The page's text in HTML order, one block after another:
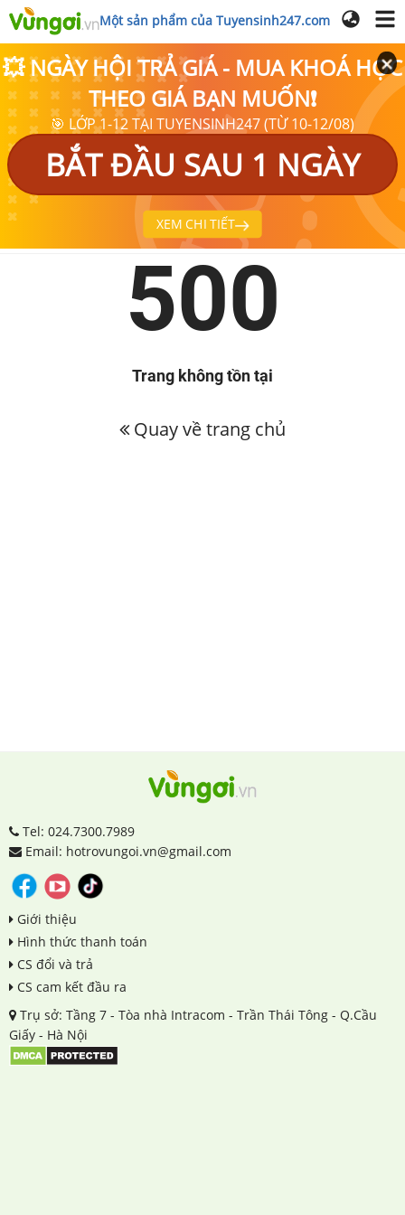
Một sản phẩm của Tuyensinh247.com
💥 NGÀY HỘI TRẢ GIÁ - MUA KHOÁ HỌC
THEO GIÁ BẠN MUỐN❗
🎯 LỚP 1-12 TẠI TUYENSINH247 (TỪ 10-12/08)
BẮT ĐẦU SAU 1 NGÀY
XEM CHI TIẾT
500
Trang không tồn tại
Quay về trang chủ
Tel: 024.7300.7989
Email: hotrovungoi.vn@gmail.com
Giới thiệu
Hình thức thanh toán
CS đổi và trả
CS cam kết đầu ra
Trụ sở: Tầng 7 - Tòa nhà Intracom - Trần Thái Tông - Q.Cầu
Giấy - Hà Nội